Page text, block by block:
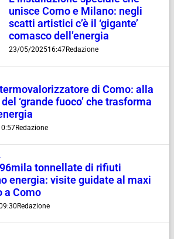
unisce Como e Milano: negli
scatti artistici c’è il ‘gigante’
comasco dell’energia
23/05/202516:47Redazione
di Como: alla
‘grande fuoco’ che trasforma
Redazione
tonnellate di rifiuti
energia: visite guidate al maxi
a Como
Redazione